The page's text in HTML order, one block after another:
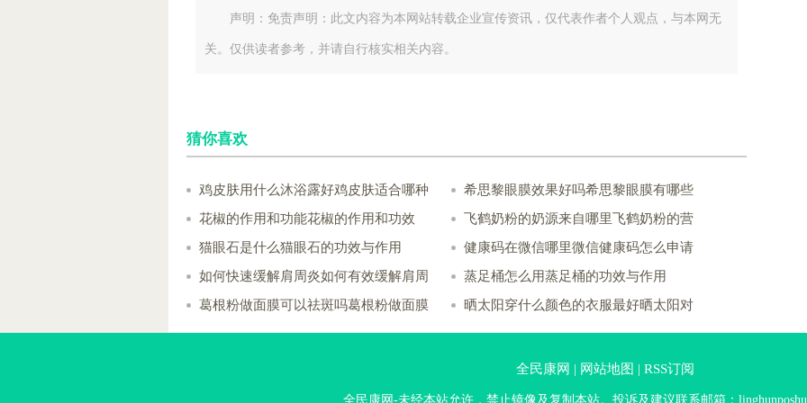
声明：免责声明：此文内容为本网站转载企业宣传资讯，仅代表作者个人观点，与本网无
关。仅供读者参考，并请自行核实相关内容。
猜你喜欢
鸡皮肤用什么沐浴露好鸡皮肤适合哪种
希思黎眼膜效果好吗希思黎眼膜有哪些
花椒的作用和功能花椒的作用和功效
飞鹤奶粉的奶源来自哪里飞鹤奶粉的营
猫眼石是什么猫眼石的功效与作用
健康码在微信哪里微信健康码怎么申请
如何快速缓解肩周炎如何有效缓解肩周
蒸足桶怎么用蒸足桶的功效与作用
葛根粉做面膜可以祛斑吗葛根粉做面膜
晒太阳穿什么颜色的衣服最好晒太阳对
全民康网 | 网站地图 | RSS订阅
全民康网-未经本站允许，禁止镜像及复制本站。投诉及建议联系邮箱：